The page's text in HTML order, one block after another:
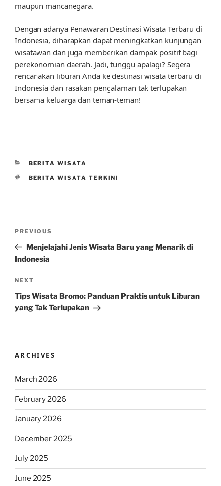
maupun mancanegara.
Dengan adanya Penawaran Destinasi Wisata Terbaru di
Indonesia, diharapkan dapat meningkatkan kunjungan
wisatawan dan juga memberikan dampak positif bagi
perekonomian daerah. Jadi, tunggu apalagi? Segera
rencanakan liburan Anda ke destinasi wisata terbaru di
Indonesia dan rasakan pengalaman tak terlupakan
bersama keluarga dan teman-teman!
CATEGORIES
BERITA WISATA
TAGS
BERITA WISATA TERKINI
Previous
Post
PREVIOUS
Menjelajahi Jenis Wisata Baru yang Menarik di
Indonesia
Next
Post
NEXT
Tips Wisata Bromo: Panduan Praktis untuk Liburan
yang Tak Terlupakan
ARCHIVES
March 2026
February 2026
January 2026
December 2025
July 2025
June 2025